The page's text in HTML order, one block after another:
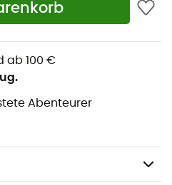
ab 100 €
Abenteurer